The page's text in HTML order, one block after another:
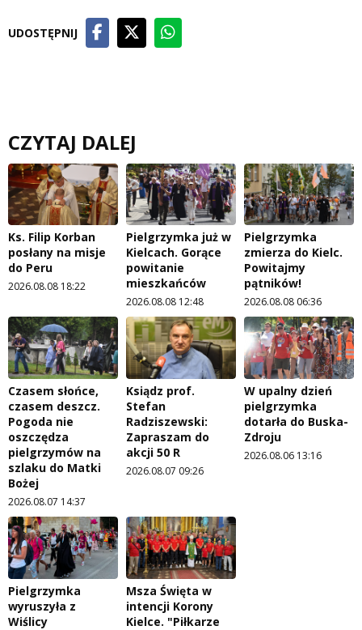
UDOSTĘPNIJ
CZYTAJ DALEJ
Ks. Filip Korban
posłany na misje
do Peru
2026.08.08 18:22
Pielgrzymka już w
Kielcach. Gorące
powitanie
mieszkańców
2026.08.08 12:48
Pielgrzymka
zmierza do Kielc.
Powitajmy
pątników!
2026.08.08 06:36
Czasem słońce,
czasem deszcz.
Pogoda nie
oszczędza
pielgrzymów na
szlaku do Matki
Bożej
2026.08.07 14:37
Ksiądz prof.
Stefan
Radziszewski:
Zapraszam do
akcji 50 R
2026.08.07 09:26
W upalny dzień
pielgrzymka
dotarła do Buska-
Zdroju
2026.08.06 13:16
Pielgrzymka
wyruszyła z
Wiślicy
Msza Święta w
intencji Korony
Kielce. "Piłkarze